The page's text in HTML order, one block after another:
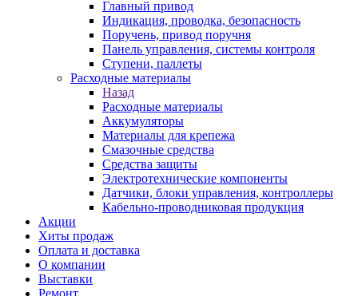
Главный привод
Индикация, проводка, безопасность
Поручень, привод поручня
Панель управления, системы контроля
Ступени, паллеты
Расходные материалы
Назад
Расходные материалы
Аккумуляторы
Материалы для крепежа
Смазочные средства
Средства защиты
Электротехнические компоненты
Датчики, блоки управления, контроллеры
Кабельно-проводниковая продукция
Акции
Хиты продаж
Оплата и доставка
О компании
Выставки
Ремонт